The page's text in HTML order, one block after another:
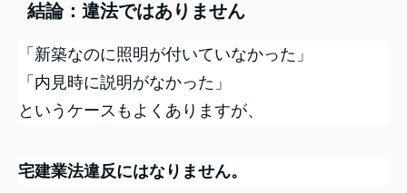
結論：違法ではありません
「新築なのに照明が付いていなかった」
「内見時に説明がなかった」
というケースもよくありますが、
宅建業法違反にはなりません。